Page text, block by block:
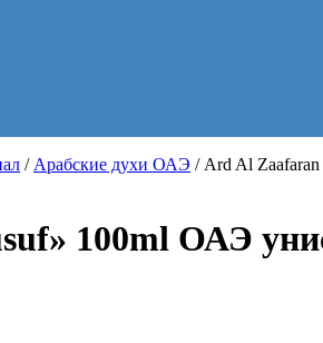
/ Арабские духи ОАЭ / Ard Al
100ml ОАЭ